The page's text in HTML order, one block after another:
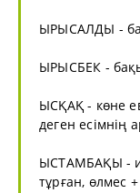
ЫРЫСАЛДЫ -
ЫРЫСБЕК -
ЫСҚАҚ - көне
деген есімнің
ЫСТАМБАҚЫ -
тұрған, өлмес